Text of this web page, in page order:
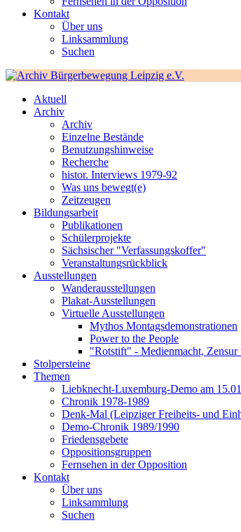
Kontakt
Über uns
Linksammlung
Suchen
Aktuell
Archiv
Archiv
Einzelne Bestände
Benutzungshinweise
Recherche
histor. Interviews 1979-92
Was uns bewegt(e)
Zeitzeugen
Bildungsarbeit
Publikationen
Schülerprojekte
Sächsischer "Verfassungskoffer"
Veranstaltungsrückblick
Ausstellungen
Wanderausstellungen
Plakat-Ausstellungen
Virtuelle Ausstellungen
Mythos Montagsdemonstrationen
Power to the People
"Rotstift" - Medienmacht,
Stolpersteine
Themen
Liebknecht-Luxemburg-Demo am
Chronik 1978-1989
Denk-Mal (Leipziger Freiheits- und
Demo-Chronik 1989/1990
Friedensgebete
Oppositionsgruppen
Fernsehen in der Opposition
Kontakt
Über uns
Linksammlung
Suchen